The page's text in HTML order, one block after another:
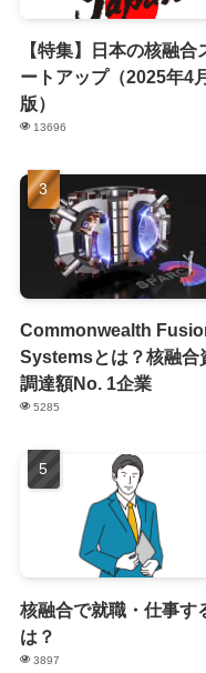
【特集】日本の核融合
ートアップ（2025年4月
版）
13696
Commonwealth
Systemsとは？核融合
調達額No. 1企業
5285
核融合で就職・仕事す
は？
3897